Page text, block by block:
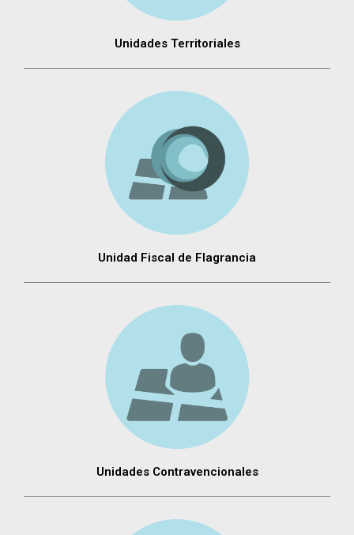
Unidades Territoriales
Unidad Fiscal de Flagrancia
Unidades Contravencionales